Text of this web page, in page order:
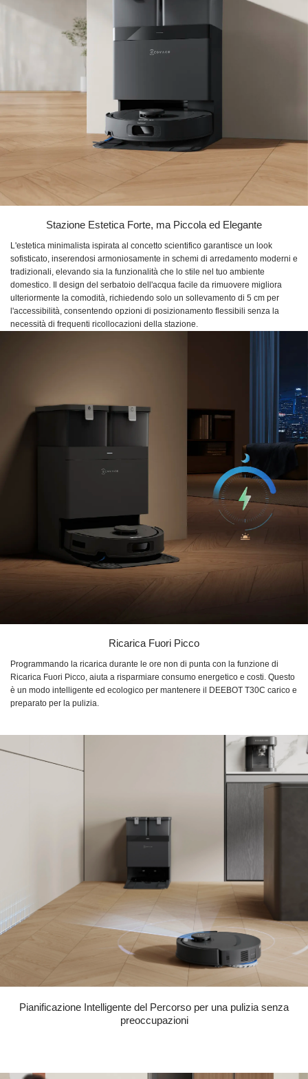
Stazione Estetica Forte, ma Piccola ed Elegante
L'estetica minimalista ispirata al concetto scientifico garantisce un look
sofisticato, inserendosi armoniosamente in schemi di arredamento moderni e
tradizionali, elevando sia la funzionalità che lo stile nel tuo ambiente
domestico. Il design del serbatoio dell'acqua facile da rimuovere migliora
ulteriormente la comodità, richiedendo solo un sollevamento di 5 cm per
l'accessibilità, consentendo opzioni di posizionamento flessibili senza la
necessità di frequenti ricollocazioni della stazione.
Ricarica Fuori Picco
Programmando la ricarica durante le ore non di punta con la funzione di
Ricarica Fuori Picco, aiuta a risparmiare consumo energetico e costi. Questo
è un modo intelligente ed ecologico per mantenere il DEEBOT T30C carico e
preparato per la pulizia.
Pianificazione Intelligente del Percorso per una pulizia senza
preoccupazioni